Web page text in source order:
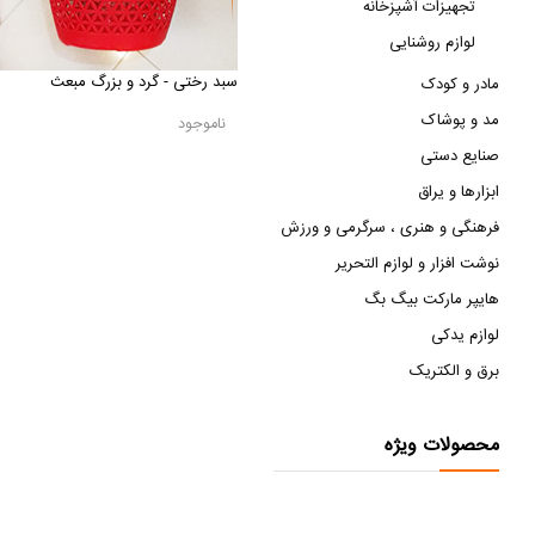
سبد رختی - گرد و بزرگ مبعث
ناموجود
تجهیزات آشپزخانه
لوازم روشنایی
مادر و کودک
مد و پوشاک
صنایع دستی
ابزارها و یراق
فرهنگی و هنری ، سرگرمی و ورزش
نوشت افزار و لوازم التحریر
هایپر مارکت بیگ بگ
لوازم یدکی
برق و الکتریک
محصولات ویژه